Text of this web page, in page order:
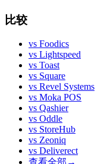
比较
vs Foodics
vs Lightspeed
vs Toast
vs Square
vs Revel Systems
vs Moka POS
vs Qashier
vs Oddle
vs StoreHub
vs Zeoniq
vs Deliverect